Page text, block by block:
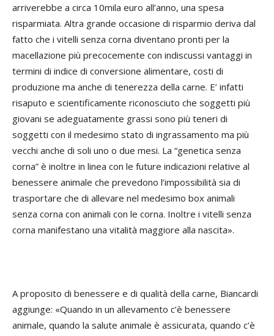
arriverebbe a circa 10mila euro all’anno, una spesa
risparmiata. Altra grande occasione di risparmio deriva dal
fatto che i vitelli senza corna diventano pronti per la
macellazione più precocemente con indiscussi vantaggi in
termini di indice di conversione alimentare, costi di
produzione ma anche di tenerezza della carne. E’ infatti
risaputo e scientificamente riconosciuto che soggetti più
giovani se adeguatamente grassi sono più teneri di
soggetti con il medesimo stato di ingrassamento ma più
vecchi anche di soli uno o due mesi. La “genetica senza
corna” è inoltre in linea con le future indicazioni relative al
benessere animale che prevedono l’impossibilità sia di
trasportare che di allevare nel medesimo box animali
senza corna con animali con le corna. Inoltre i vitelli senza
corna manifestano una vitalità maggiore alla nascita».
A proposito di benessere e di qualità della carne, Biancardi
aggiunge: «Quando in un allevamento c’è benessere
animale, quando la salute animale è assicurata, quando c’è